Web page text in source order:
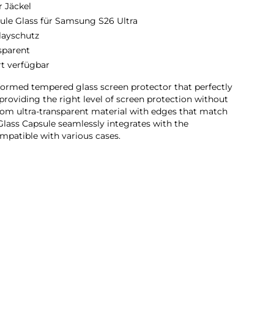
Jäckel
Glass für Samsung S26 Ultra
verfügbar
tempered glass screen protector that perfectly
the right level of screen protection without
ultra-transparent material with edges that match
Capsule seamlessly integrates with the
with various cases.